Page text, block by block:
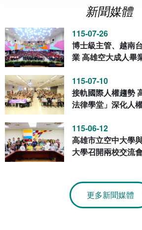
報名系統
線上報名
線上報名查詢
研發處
秘書處事務組
秘書處出納組
秘書處文書組
教學媒體處
文化藝術學系
科技管理學系
健康管理與促進學系
網路選課
網路教學 3.0 (111-2學期啟用)
校園行事曆
資訊服務線上報修系統
消耗品申請
會計預警及請購系統
教室‧會議室預約系統
線上報修最新消息
法令規章
書表下載
政府公開資訊
常見問答
意見信箱
各單位意見信箱
新聞媒體
115-07-26
博士級主管、越南
業 高雄空大成人畢
115-07-10
接軌國際人權趨勢
法律學堂」深化人
115-06-12
高雄市立空中大學
大學召開兩校交流
更多新聞媒體